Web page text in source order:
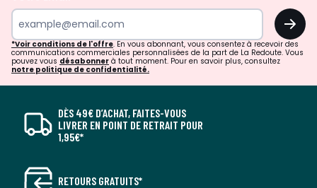
OK
*Voir conditions de l'offre. En vous abonnant, vous consentez à recevoir des
communications commerciales personnalisées de la part de La Redoute. Vous
pouvez vous désabonner à tout moment. Pour en savoir plus, consultez
notre politique de confidentialité.
DÈS 49€ D’ACHAT, FAITES-VOUS
LIVRER EN POINT DE RETRAIT POUR
1,95€*
RETOURS GRATUITS*